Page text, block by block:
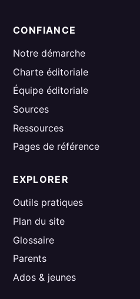
CONFIANCE
Notre démarche
Charte éditoriale
Équipe éditoriale
Sources
Ressources
Pages de référence
EXPLORER
Outils pratiques
Plan du site
Glossaire
Parents
Ados & jeunes